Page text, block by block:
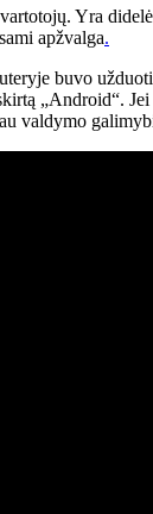
Yra
apžvalga.
buvo
„Android“.
valdymo